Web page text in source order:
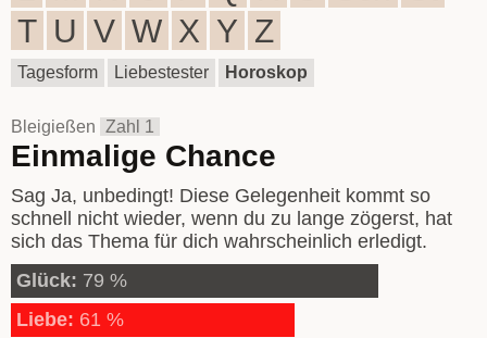
T U V W X Y Z
Tagesform Liebestester Horoskop
Bleigießen Zahl 1
Einmalige Chance
Sag Ja, unbedingt! Diese Gelegenheit kommt so
schnell nicht wieder, wenn du zu lange zögerst, hat
sich das Thema für dich wahrscheinlich erledigt.
Glück: 79 %
Liebe: 61 %